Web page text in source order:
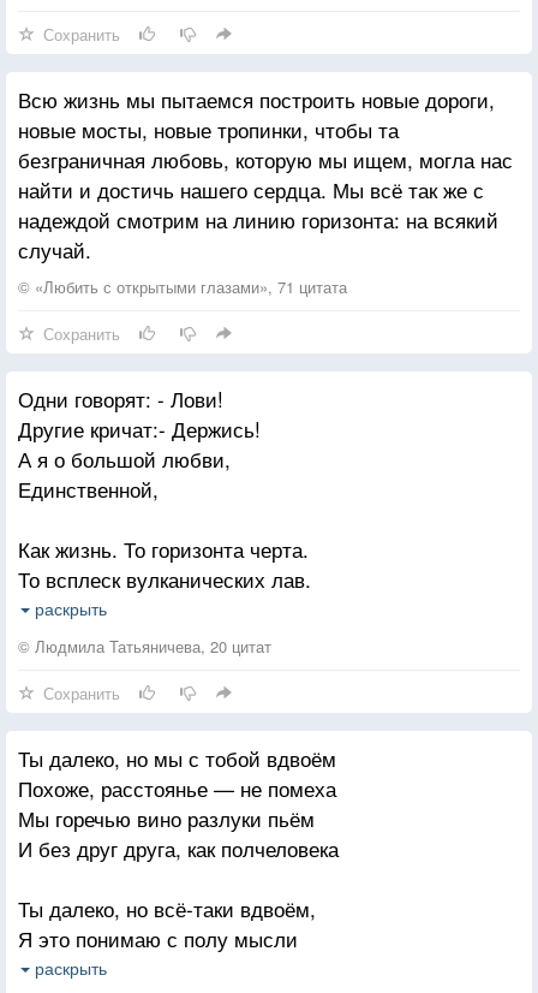
Слушай, ведь я хочу мало как никогда —
Мне бы совсем чуть-чуть выровнять календарь.
Чтобы сейчас — сейчас, чтобы среда — среда,
Чтобы хотя бы раз ты мне ответил «Да»
Чтобы апрель — в апрель, чтобы зима — зима,
Чтобы открылась дверь, чтобы Да я сама
Знаю: мечтать — ни-ни! Знаю: до края лет
В окнах моих — огни. В небе твоём — рассвет.
Сохранить
Всю жизнь мы пытаемся построить новые дороги,
новые мосты, новые тропинки, чтобы та
безграничная любовь, которую мы ищем, могла нас
найти и достичь нашего сердца. Мы всё так же с
надеждой смотрим на линию горизонта: на всякий
случай.
© «Любить с открытыми глазами», 71 цитата
Сохранить
Одни говорят: - Лови!
Другие кричат:- Держись!
А я о большой любви,
Единственной,
Как жизнь. То горизонта черта.
То всплеск вулканических лав.
Она то явь, то мечта,
Точнее - Мечта и явь!
Не сможет даже Атлант
Чашей поднять океан.
Большая любовь --
Талант, который не каждому дан.
Но счастье стремиться к ней
Разве люди бедней,
Что Солнце на все Одно?!
раскрыть
© Людмила Татьяничева, 20 цитат
Сохранить
Ты далеко, но мы с тобой вдвоём
Похоже, расстоянье — не помеха
Мы горечью вино разлуки пьём
И без друг друга, как полчеловека
Ты далеко, но всё-таки вдвоём,
Я это понимаю с полу мысли
С тобой мы испытание пройдём
раскрыть